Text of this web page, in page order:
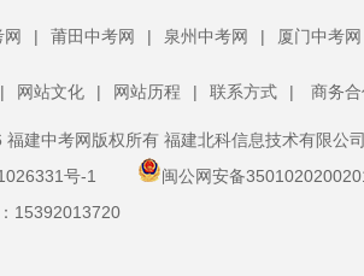
网 | 莆田中考网 | 泉州中考网 | 厦门中考网
| 网站文化 | 网站历程 | 联系方式 | 商务
建中考网版权所有 福建北科信息技术有限公
号-1
闽公网安备
15392013720